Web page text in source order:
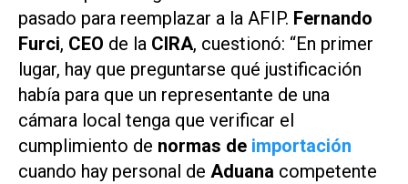
pasado para reemplazar a la AFIP. Fernando
Furci, CEO de la CIRA, cuestionó: “En primer
lugar, hay que preguntarse qué justificación
había para que un representante de una
cámara local tenga que verificar el
cumplimiento de normas de importación
cuando hay personal de Aduana competente